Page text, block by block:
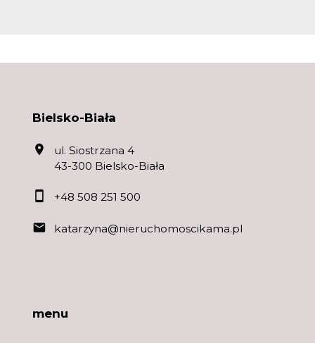
Bielsko-Biała
ul. Siostrzana 4
43-300 Bielsko-Biała
+48 508 251 500
katarzyna@nieruchomoscikama.pl
menu